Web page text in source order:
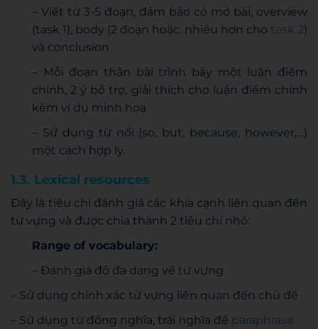
– Viết từ 3-5 đoạn, đảm bảo có mở bài, overview
(task 1), body (2 đoạn hoặc. nhiều hơn cho task 2)
và conclusion
– Mỗi đoạn thân bài trình bày một luận điểm
chính, 2 ý bổ trợ, giải thích cho luận điểm chính
kèm ví dụ minh họa
– Sử dụng từ nối (so, but, because, however,…)
một cách hợp lý.
1.3. Lexical resources
Đây là tiêu chí đánh giá các khía cạnh liên quan đến
từ vựng và được chia thành 2 tiêu chí nhỏ:
Range of vocabulary:
– Đánh giá độ đa dạng về từ vựng
– Sử dụng chính xác từ vựng liên quan đến chủ đề
– Sử dụng từ đồng nghĩa, trái nghĩa để paraphrase